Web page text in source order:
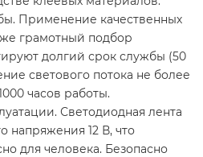
Применение качественных
грамотный подбор
долгий срок службы (50
светового потока не более
часов работы.
Светодиодная лента
напряжения 12 В, что
для человека. Безопасно